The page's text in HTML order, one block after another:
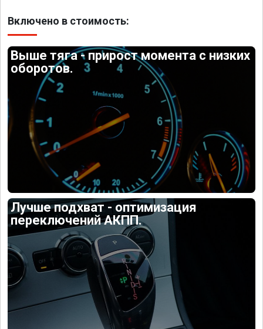
Включено в стоимость:
Выше тяга - прирост момента с низких
оборотов.
Лучше подхват - оптимизация
переключений АКПП.